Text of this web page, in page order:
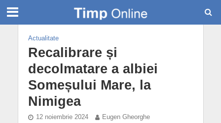
Actualitate
Recalibrare și
decolmatare a albiei
Someșului Mare, la
Nimigea
12 noiembrie 2024
Eugen Gheorghe